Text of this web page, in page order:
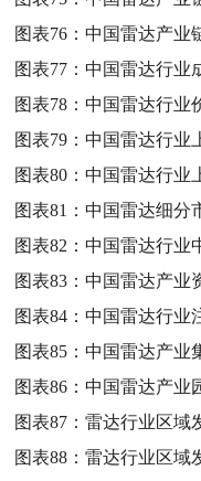
图表76：中国雷达产业
图表77：中国雷达行业
图表78：中国雷达行业
图表79：中国雷达行业
图表80：中国雷达行业
图表81：中国雷达细分
图表82：中国雷达行业
图表83：中国雷达产业
图表84：中国雷达行业
图表85：中国雷达产业
图表86：中国雷达产业
图表87：雷达行业区域
图表88：雷达行业区域